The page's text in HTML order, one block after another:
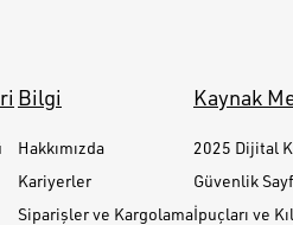
Bilgi
Hakkımızda
Kariyerler
Siparişler ve Kargolama
Kaynak
2025 Dijital
Güvenlik
İpuçları ve